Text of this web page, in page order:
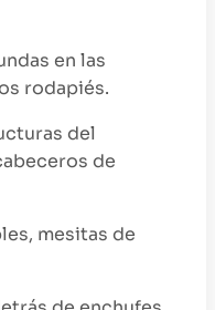
en las
rodapiés.
del
de
mesitas de